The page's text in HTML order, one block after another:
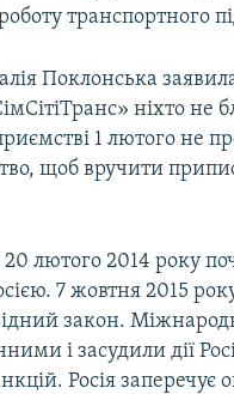
транспортного
Поклонська
ніхто не
1 лютого не
щоб вручити
лютого 2014 року
7 жовтня 2015
закон.
і засудили дії
Росія заперечує